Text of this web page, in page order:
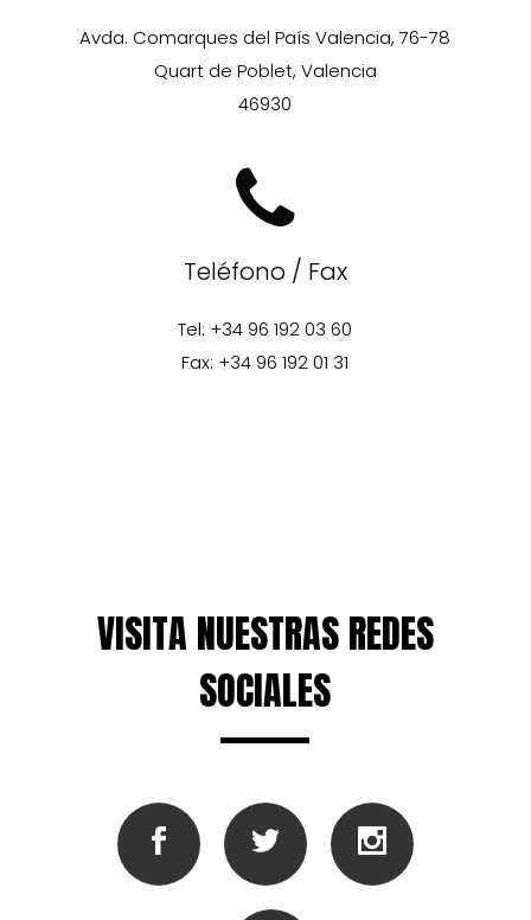
Avda. Comarques del País Valencia, 76-78
Quart de Poblet, Valencia
46930
Teléfono / Fax
Tel: +34 96 192 03 60
Fax: +34 96 192 01 31
VISITA NUESTRAS REDES
SOCIALES